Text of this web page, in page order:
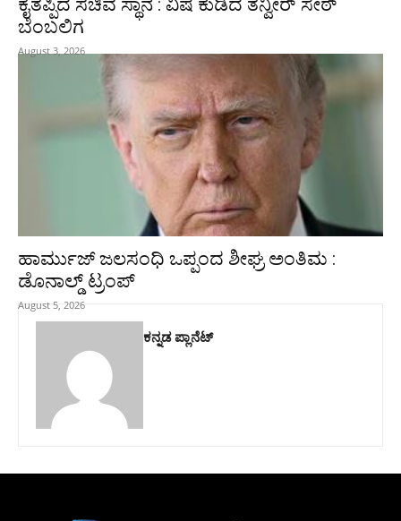
ಕೈತಪ್ಪಿದ ಸಚಿವ ಸ್ಥಾನ : ವಿಷ ಕುಡಿದ ತನ್ವೀರ್‌ ಸೇಠ್‌
ಬೆಂಬಲಿಗ
August 3, 2026
ಹಾರ್ಮುಜ್‌ ಜಲಸಂಧಿ ಒಪ್ಪಂದ ಶೀಘ್ರ ಅಂತಿಮ :
ಡೊನಾಲ್ಡ್‌ ಟ್ರಂಪ್‌
August 5, 2026
ಕನ್ನಡ ಪ್ಲಾನೆಟ್